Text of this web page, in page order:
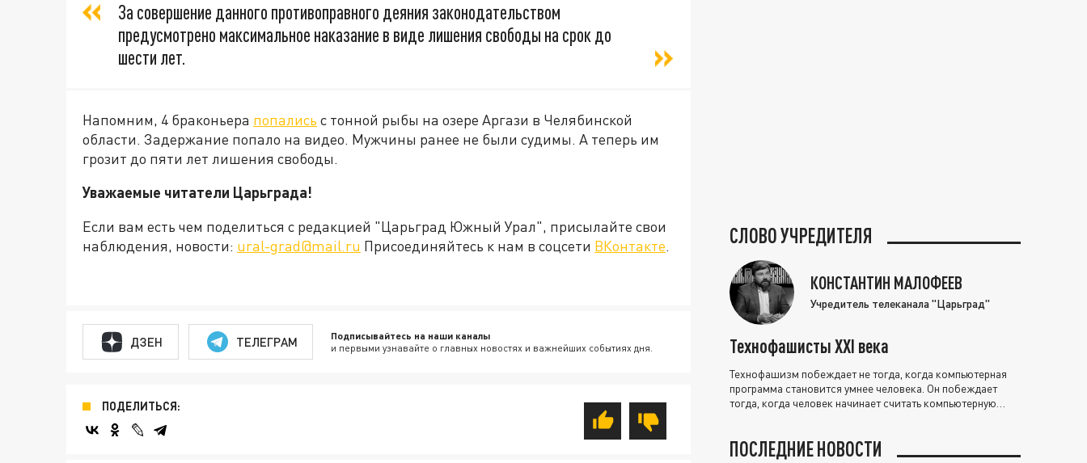
За совершение данного противоправного деяния законодательством
предусмотрено максимальное наказание в виде лишения свободы на срок до
шести лет.
Напомним, 4 браконьера попались с тонной рыбы на озере Аргази в Челябинской
области. Задержание попало на видео. Мужчины ранее не были судимы. А теперь им
грозит до пяти лет лишения свободы.
Уважаемые читатели Царьграда!
Если вам есть чем поделиться с редакцией "Царьград Южный Урал", присылайте свои
наблюдения, новости: ural-grad@mail.ru Присоединяйтесь к нам в соцсети ВКонтакте.
ДЗЕН ТЕЛЕГРАМ Подписывайтесь на наши каналы
и первыми узнавайте о главных новостях и важнейших событиях дня.
ПОДЕЛИТЬСЯ:
СЛОВО УЧРЕДИТЕЛЯ
КОНСТАНТИН МАЛОФЕЕВ
Учредитель телеканала "Царьград"
Технофашисты XXI века
Технофашизм побеждает не тогда, когда компьютерная
программа становится умнее человека. Он побеждает
тогда, когда человек начинает считать компьютерную
ПОСЛЕДНИЕ НОВОСТИ